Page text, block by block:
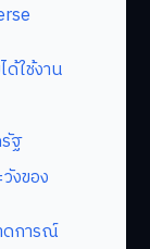
ใช้งาน
ฐ
งของ
ดการณ์